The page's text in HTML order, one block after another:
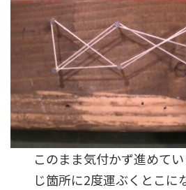
このまま気付かず進めて
じ箇所に2度運ぶくとこに